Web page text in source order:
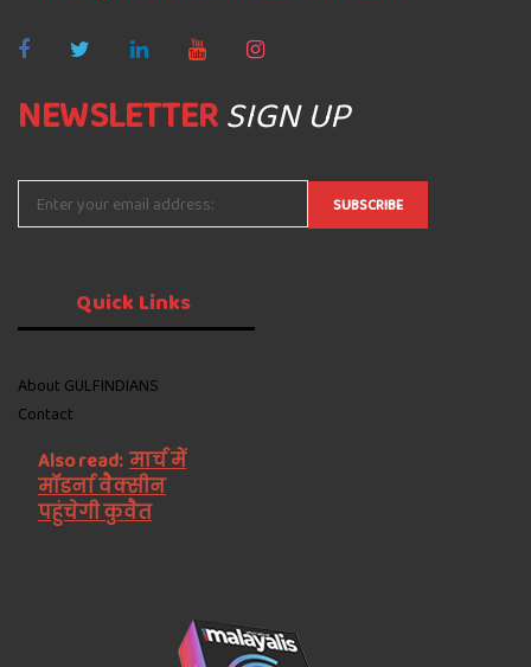
NEWSLETTERSIGN UP
QuickLinks
About GULFINDIANS
Contact
Also read: मार्च में
मॉडर्ना वैक्सीन
पहुंचेगी कुवैत